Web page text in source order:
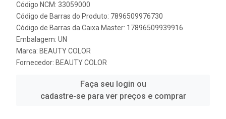
Código NCM: 33059000
Código de Barras do Produto: 7896509976730
Código de Barras da Caixa Master: 17896509939916
Embalagem: UN
Marca: BEAUTY COLOR
Fornecedor: BEAUTY COLOR
Faça seu login ou
cadastre-se para ver preços e comprar